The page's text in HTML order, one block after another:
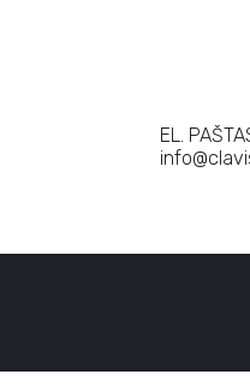
EL.